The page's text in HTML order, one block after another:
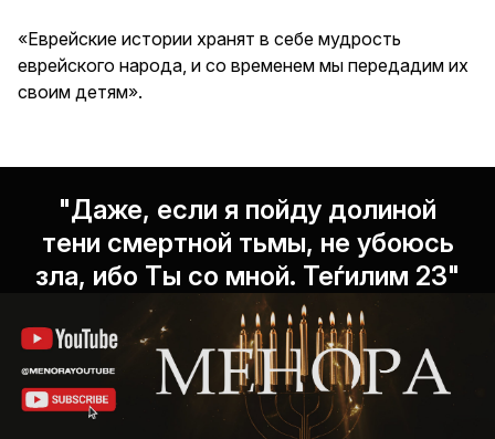
«Еврейские истории хранят в себе мудрость
еврейского народа, и со временем мы передадим их
своим детям».
"Даже, если я пойду долиной
тени смертной тьмы, не убоюсь
зла, ибо Ты со мной. Теѓилим 23"